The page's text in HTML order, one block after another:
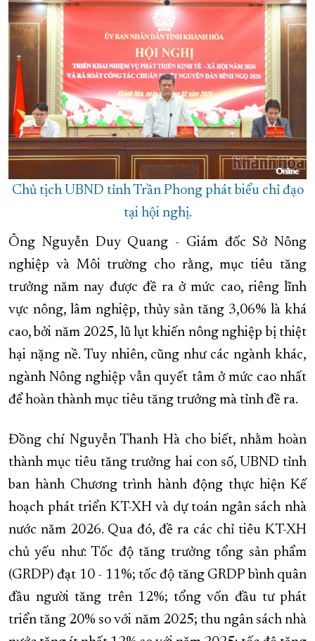
Chủ tịch UBND tỉnh Trần Phong phát biểu chỉ đạo
tại hội nghị.
Ông Nguyễn Duy Quang - Giám đốc Sở Nông
nghiệp và Môi trường cho rằng, mục tiêu tăng
trưởng năm nay được đề ra ở mức cao, riêng lĩnh
vực nông, lâm nghiệp, thủy sản tăng 3,06% là khá
cao, bởi năm 2025, lũ lụt khiến nông nghiệp bị thiệt
hại nặng nề. Tuy nhiên, cũng như các ngành khác,
ngành Nông nghiệp vẫn quyết tâm ở mức cao nhất
để hoàn thành mục tiêu tăng trưởng mà tỉnh đề ra.
Đồng chí Nguyễn Thanh Hà cho biết, nhằm hoàn
thành mục tiêu tăng trưởng hai con số, UBND tỉnh
ban hành Chương trình hành động thực hiện Kế
hoạch phát triển KT-XH và dự toán ngân sách nhà
nước năm 2026. Qua đó, đề ra các chỉ tiêu KT-XH
chủ yếu như: Tốc độ tăng trưởng tổng sản phẩm
(GRDP) đạt 10 - 11%; tốc độ tăng GRDP bình quân
đầu người tăng trên 12%; tổng vốn đầu tư phát
triển tăng 20% so với năm 2025; thu ngân sách nhà